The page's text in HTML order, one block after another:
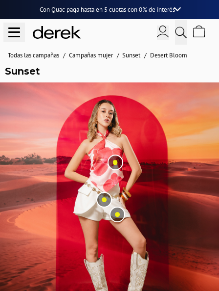
Con Quac paga hasta en 5 cuotascon0% de interés
Todas las campañas Campañas mujer Sunset Desert Bloom
Sunset